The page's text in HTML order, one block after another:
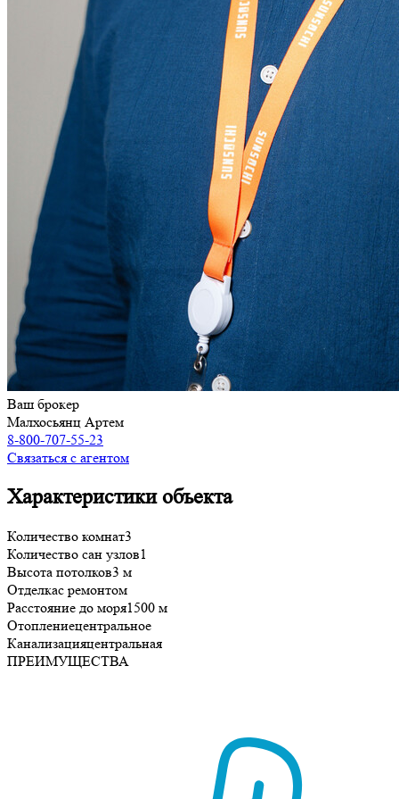
Ваш брокер
Малхосьянц Артем
8-800-707-55-23
Связаться с агентом
Характеристики объекта
Количество комнат3
Количество сан узлов1
Высота потолков3 м
Отделкас ремонтом
Расстояние до моря1500 м
Отоплениецентральное
Канализацияцентральная
ПРЕИМУЩЕСТВА